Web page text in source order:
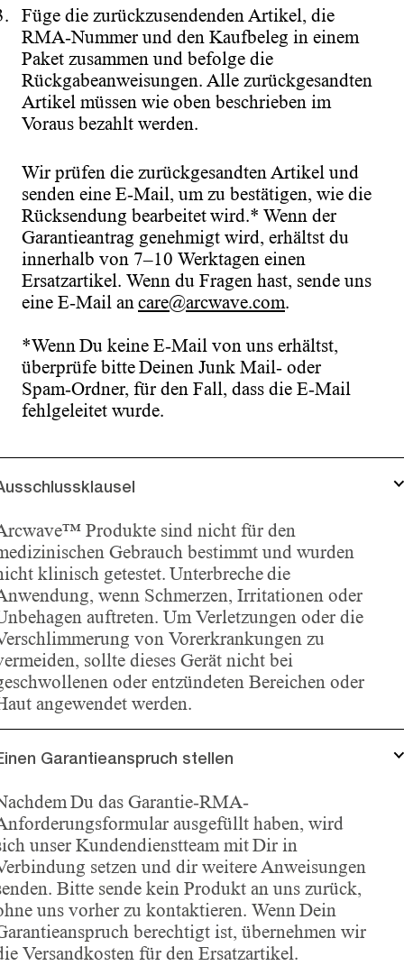
Füge die zurückzusendenden Artikel, die
RMA-Nummer und den Kaufbeleg in einem
Paket zusammen und befolge die
Rückgabeanweisungen. Alle zurückgesandten
Artikel müssen wie oben beschrieben im
Voraus bezahlt werden.
Wir prüfen die zurückgesandten Artikel und
senden eine E-Mail, um zu bestätigen, wie die
Rücksendung bearbeitet wird.* Wenn der
Garantieantrag genehmigt wird, erhältst du
innerhalb von 7–10 Werktagen einen
Ersatzartikel. Wenn du Fragen hast, sende uns
eine E-Mail ancare@arcwave.com.
*Wenn Du keine E-Mail von uns erhältst,
überprüfe bitte Deinen Junk Mail- oder
Spam-Ordner, für den Fall, dass die E-Mail
fehlgeleitet wurde.
Produkte sind nicht für den
Gebrauch bestimmt und wurden
klinisch getestet. Unterbreche die
wenn Schmerzen, Irritationen oder
auftreten. Um Verletzungen oder die
von Vorerkrankungen zu
sollte dieses Gerät nicht bei
oder entzündeten Bereichen oder
angewendet werden.
Garantieanspruch stellen
Du das Garantie-RMA-
ausgefüllt haben, wird
unser Kundendienstteam mit Dir in
setzen und dir weitere Anweisungen
Bitte sende kein Produkt an uns zurück,
uns vorher zu kontaktieren. Wenn Dein
berechtigt ist, übernehmen wir
Versandkosten für den Ersatzartikel.